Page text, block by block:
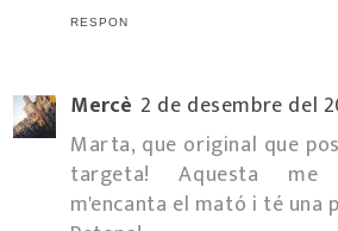
RESPON
Mercè 2 de desembre del
Marta, que original que
targeta! Aquesta me
m'encanta el mató i té una